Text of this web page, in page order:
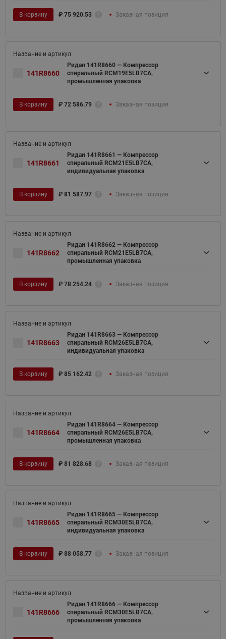
В корзину ₽ 75 920.53 Заказная позиция
141R8660
Ридан 141R8660 — Компрессор
спиральный RCM19E5LB7CA,
промышленная упаковка
В корзину ₽ 72 586.79 Заказная позиция
141R8661
Ридан 141R8661 — Компрессор
спиральный RCM21E5LB7CA,
индивидуальная упаковка
В корзину ₽ 81 587.97 Заказная позиция
141R8662
Ридан 141R8662 — Компрессор
спиральный RCM21E5LB7CA,
промышленная упаковка
В корзину ₽ 78 254.24 Заказная позиция
141R8663
Ридан 141R8663 — Компрессор
спиральный RCM26E5LB7CA,
индивидуальная упаковка
В корзину ₽ 85 162.42 Заказная позиция
141R8664
Ридан 141R8664 — Компрессор
спиральный RCM26E5LB7CA,
промышленная упаковка
В корзину ₽ 81 828.68 Заказная позиция
141R8665
Ридан 141R8665 — Компрессор
спиральный RCM30E5LB7CA,
индивидуальная упаковка
В корзину ₽ 88 058.77 Заказная позиция
141R8666
Ридан 141R8666 — Компрессор
спиральный RCM30E5LB7CA,
промышленная упаковка